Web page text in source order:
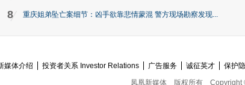
8 重庆姐弟坠亡案细节：凶手欲靠悲情蒙混 警方现场勘察发现...
媒体介绍 投资者关系 Investor Relations 广告服务 诚征英才 保护
凤凰新媒体
版权所有 Copyright